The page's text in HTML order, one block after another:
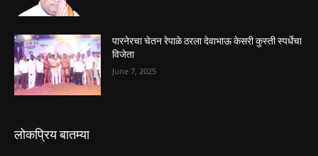
पारनेरचा चेतन रेपाळे ठरला देवाभाऊ केसरी कुस्ती स्पर्धेचा
विजेता
June 7, 2025
लोकप्रिय बातम्या